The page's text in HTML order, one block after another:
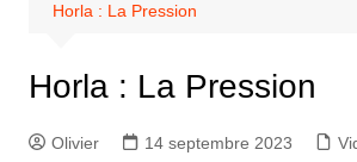
Horla : La Pression
Horla : La Pression
Olivier 14 septembre 2023